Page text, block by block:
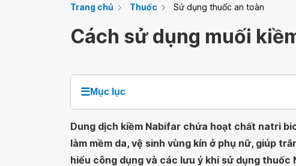
Trang chủ Thuốc Sử dụng thuốc an toàn
Cách sử dụng muối
☰Mục lục
Dung dịch kiềm Nabifar chứa hoạt chất natri
làm mềm da, vệ sinh vùng kín ở phụ nữ, giúp
hiểu công dụng và các lưu ý khi sử dụng thuốc